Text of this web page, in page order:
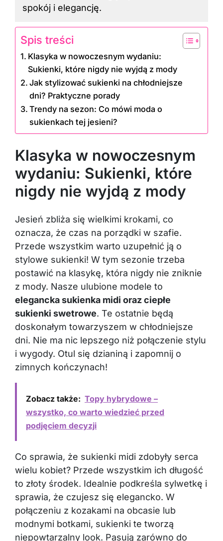
spokój i elegancję.
Spis treści
Klasyka w nowoczesnym wydaniu:
Sukienki, które nigdy nie wyjdą z mody
Jak stylizować sukienki na chłodniejsze
dni? Praktyczne porady
Trendy na sezon: Co mówi moda o
sukienkach tej jesieni?
Klasyka w nowoczesnym
wydaniu: Sukienki, które
nigdy nie wyjdą z mody
Jesień zbliża się wielkimi krokami, co
oznacza, że czas na porządki w szafie.
Przede wszystkim warto uzupełnić ją o
stylowe sukienki! W tym sezonie trzeba
postawić na klasykę, która nigdy nie zniknie
z mody. Nasze ulubione modele to
elegancka sukienka midi oraz ciepłe
sukienki swetrowe. Te ostatnie będą
doskonałym towarzyszem w chłodniejsze
dni. Nie ma nic lepszego niż połączenie stylu
i wygody. Otul się dzianiną i zapomnij o
zimnych kończynach!
Zobacz także: Topy hybrydowe –
wszystko, co warto wiedzieć przed
podjęciem decyzji
Co sprawia, że sukienki midi zdobyły serca
wielu kobiet? Przede wszystkim ich długość
to złoty środek. Idealnie podkreśla sylwetkę i
sprawia, że czujesz się elegancko. W
połączeniu z kozakami na obcasie lub
modnymi botkami, sukienki te tworzą
niepowtarzalny look. Pasują zarówno do